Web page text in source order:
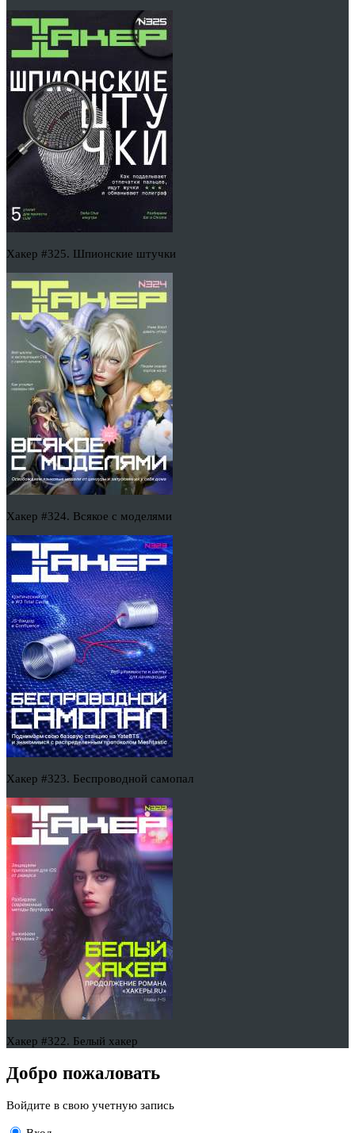
Хакер #325. Шпионские штучки
Хакер #324. Всякое с моделями
Хакер #323. Беспроводной самопал
Хакер #322. Белый хакер
Добро пожаловать
Войдите в свою учетную запись